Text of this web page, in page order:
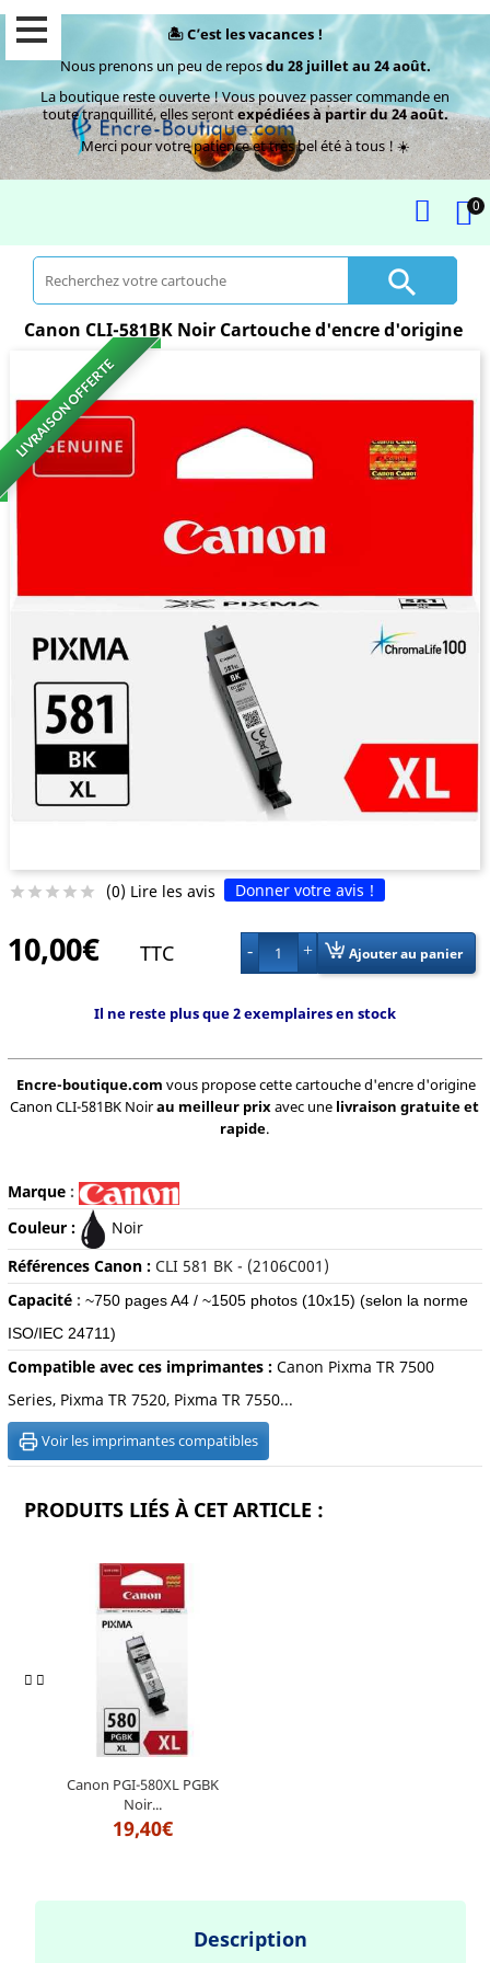
🏝️ C’est les vacances !
Nous prenons un peu de reposdu 28 juillet au 24 août.
La boutique reste ouverte ! Vous pouvez passer commande en
toute tranquillité, elles serontexpédiées à partir du 24 août.
Merci pour votre patience et très bel été à tous ! ☀️
0

Canon CLI-581BK Noir Cartouche d'encre d'origine
LIVRAISON OFFERTE
     (0) Lire les avis Donner votre avis !
10,00€ TTC 1 Ajouter au panier
Il ne reste plus que 2 exemplaires en stock
Encre-boutique.com vous propose cette cartouche d'encre d'origine
Canon CLI-581BK Noirau meilleur prixavec une livraison gratuite et
rapide.
Marque:
Couleur :
Noir
Références Canon : CLI 581 BK - (2106C001)
Capacité: ~750 pages A4 / ~1505 photos (10x15) (selon la norme
ISO/IEC 24711)
Compatible avec ces imprimantes : Canon Pixma TR 7500
Series, Pixma TR 7520, Pixma TR 7550...
Voir les imprimantes compatibles
PRODUITS LIÉS À CET ARTICLE :
Canon PGI-580XL PGBK
Noir...
19,40€
Description